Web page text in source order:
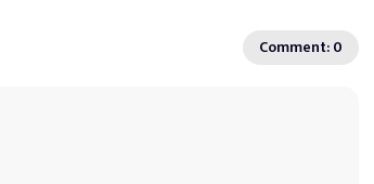
Comment: 0